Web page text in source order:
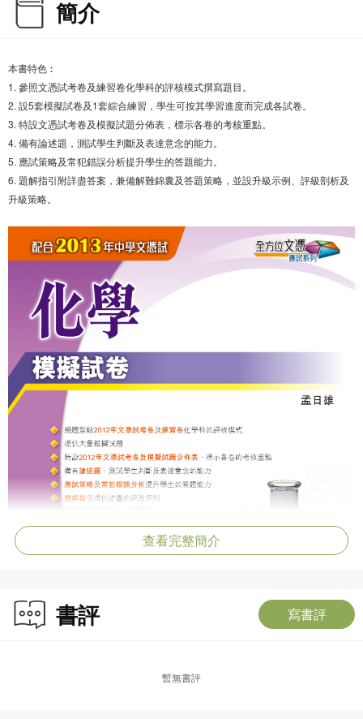
簡介
本書特色︰
1. 參照文憑試考卷及練習卷化學科的評核模式撰寫題目。
2. 設5套模擬試卷及1套綜合練習，學生可按其學習進度而完成各試卷。
3. 特設文憑試考卷及模擬試題分佈表，標示各卷的考核重點。
4. 備有論述題，測試學生判斷及表達意念的能力。
5. 應試策略及常犯錯誤分析提升學生的答題能力。
6. 題解指引附詳盡答案，兼備解難錦囊及答題策略，並設升級示例、評級剖析及
升級策略。
查看完整簡介
書評 寫書評
暫無書評